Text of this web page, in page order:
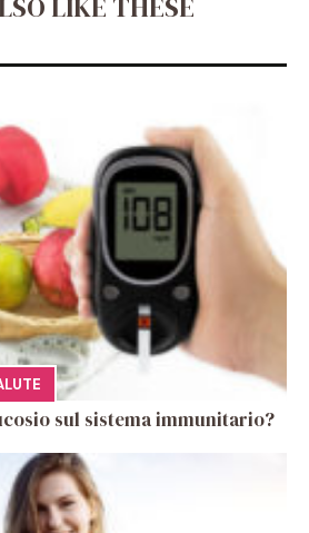
sul sistema immunitario?